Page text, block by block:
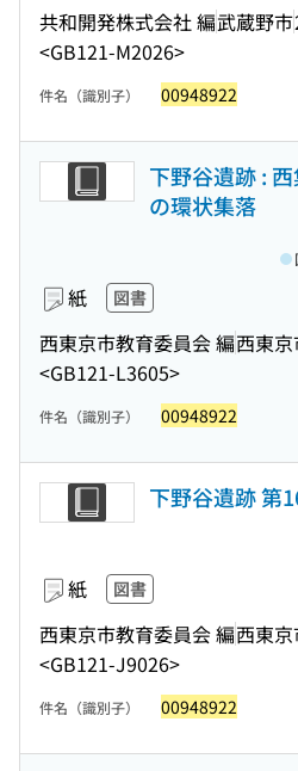
共和開発株式会社 編武蔵野市
<GB121-M2026>
件名（識別子） 00948922
下野谷遺跡 :
の環状集落
紙 図書
西東京市教育委員会 編西東
<GB121-L3605>
件名（識別子） 00948922
下野谷遺跡 第
紙 図書
西東京市教育委員会 編西東
<GB121-J9026>
件名（識別子） 00948922